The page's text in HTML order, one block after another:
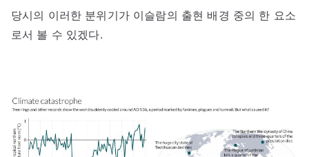
당시의 이러한 분위기가 이슬람의 출현 배경 중의 한 요소
로서 볼 수 있겠다.